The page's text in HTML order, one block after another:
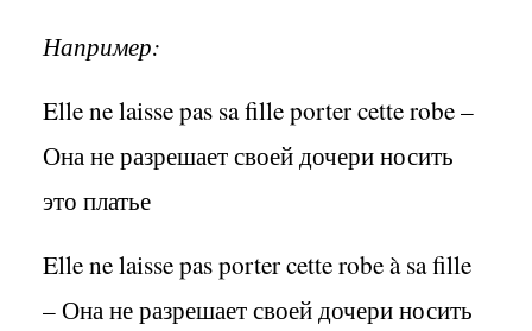
Например:
Elle ne laisse pas sa fille porter cette robe –
Она не разрешает своей дочери носить
это платье
Elle ne laisse pas porter cette robe à sa fille
–Она не разрешает своей дочери носить